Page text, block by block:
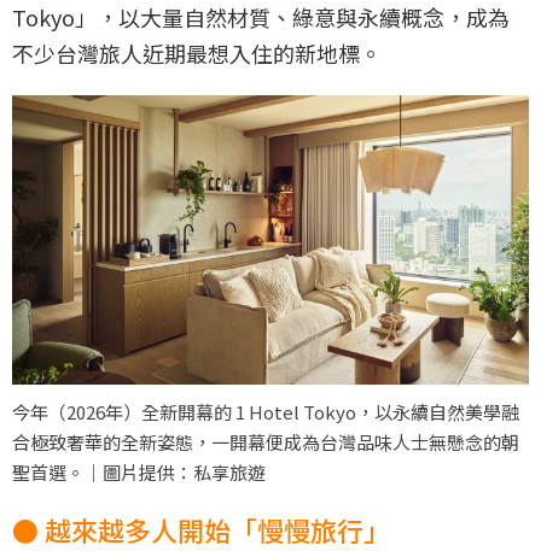
Tokyo」，以大量自然材質、綠意與永續概念，成為
不少台灣旅人近期最想入住的新地標。
今年（2026年）全新開幕的 1 Hotel Tokyo，以永續自然美學融
合極致奢華的全新姿態，一開幕便成為台灣品味人士無懸念的朝
聖首選。｜圖片提供：私享旅遊
● 越來越多人開始「慢慢旅行」